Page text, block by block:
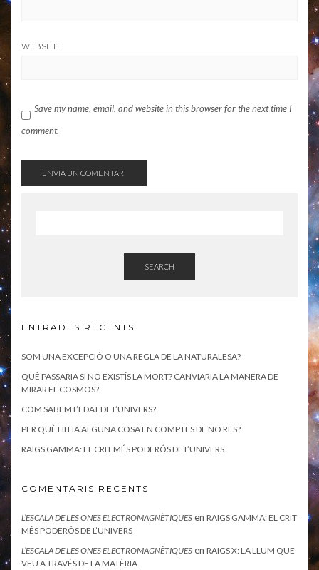
WEBSITE
Save my name, email, and website in this browser for the next time I
comment.
SEARCH
ENTRADES RECENTS
SOM UNA EXCEPCIÓ O UNA REGLA DE LA NATURALESA?
QUÈ PASSARIA SI NO EXISTÍS LA MORT? CANVIARIA LA MANERA DE
MIRAR EL COSMOS?
COM SABEM L’EDAT DE L’UNIVERS?
PER QUÈ HI HA ALGUNA COSA EN COMPTES DE NO RES?
RAIGS GAMMA: EL CRIT MÉS PODERÓS DE L’UNIVERS
COMENTARIS RECENTS
L’ESCALA DE LES ONES ELECTROMAGNÈTIQUES en RAIGS GAMMA: EL CRIT
MÉS PODERÓS DE L’UNIVERS
L’ESCALA DE LES ONES ELECTROMAGNÈTIQUES en RAIGS X: LA LLUM QUE
VEU A TRAVÉS DE LA MATÈRIA